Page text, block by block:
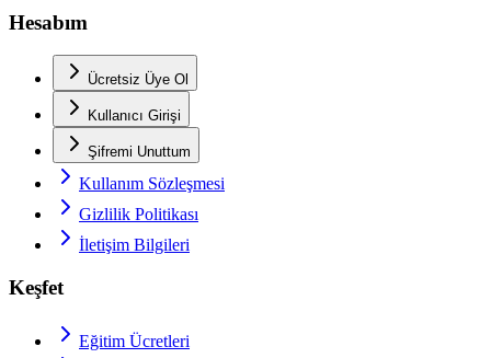
Hesabım
Ücretsiz Üye Ol
Kullanıcı Girişi
Şifremi Unuttum
Kullanım Sözleşmesi
Gizlilik Politikası
İletişim Bilgileri
Keşfet
Eğitim Ücretleri